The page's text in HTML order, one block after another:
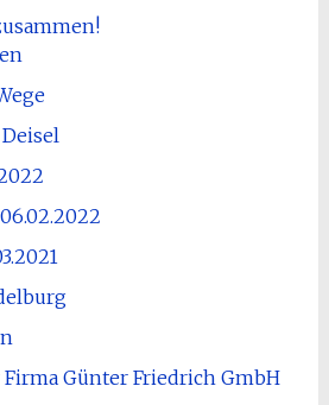
Günter Friedrich GmbH